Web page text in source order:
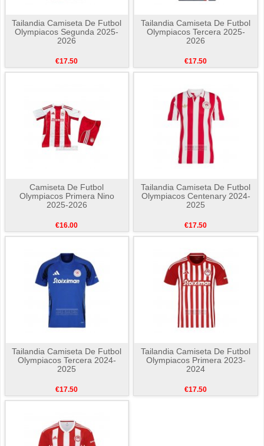
Tailandia Camiseta De Futbol
Olympiacos Segunda 2025-
2026
€17.50
Tailandia Camiseta De Futbol
Olympiacos Tercera 2025-
2026
€17.50
Camiseta De Futbol
Olympiacos Primera Nino
2025-2026
€16.00
Tailandia Camiseta De Futbol
Olympiacos Centenary 2024-
2025
€17.50
Tailandia Camiseta De Futbol
Olympiacos Tercera 2024-
2025
€17.50
Tailandia Camiseta De Futbol
Olympiacos Primera 2023-
2024
€17.50